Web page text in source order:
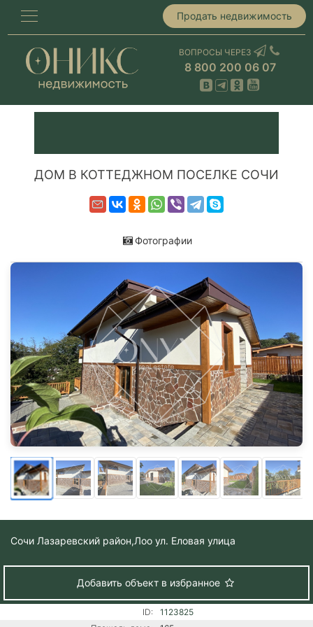
Продать недвижимость
ВОПРОСЫ ЧЕРЕЗ
8 800 200 06 07
ДОМ В КОТТЕДЖНОМ ПОСЕЛКЕ СОЧИ
Фотографии
Сочи Лазаревский район,Лоо ул. Еловая улица
Добавить объект в избранное
ID:
1123825